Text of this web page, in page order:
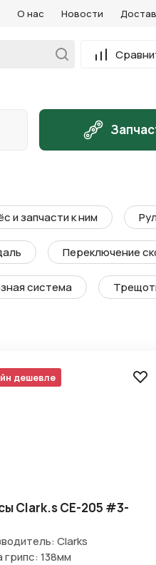
О нас Новости
и запчасти к ним
Переключение
система
дешевле
Clark.s CE-205 #3-
Clarks
138мм